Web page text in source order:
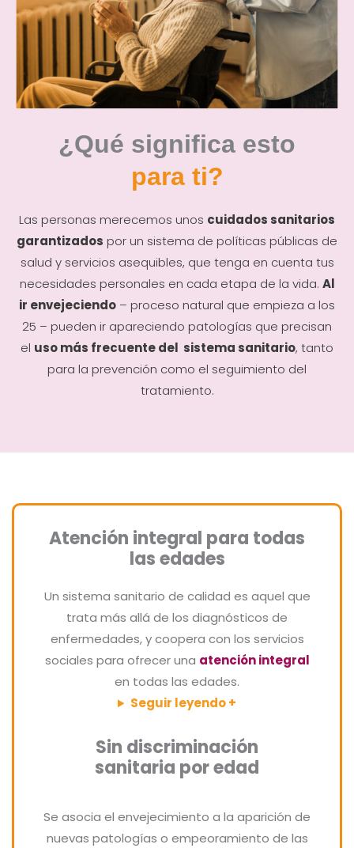
¿Qué significa esto
para ti?
Las personas merecemos unos cuidados sanitarios
garantizados por un sistema de políticas públicas de
salud y servicios asequibles, que tenga en cuenta tus
necesidades personales en cada etapa de la vida. Al
ir envejeciendo – proceso natural que empieza a los
25 – pueden ir apareciendo patologías que precisan
el uso más frecuente del sistema sanitario, tanto
para la prevención como el seguimiento del
tratamiento.
Atención integral para todas
las edades
Un sistema sanitario de calidad es aquel que
trata más allá de los diagnósticos de
enfermedades, y coopera con los servicios
sociales para ofrecer una atención integral
en todas las edades.
Seguir leyendo +
Sin discriminación
sanitaria por edad
Se asocia el envejecimiento a la aparición de
nuevas patologías o empeoramiento de las